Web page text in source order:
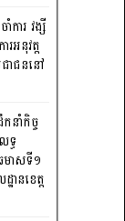
ការ វង្សី
អនុវត្ត
ាជននៅ
នាំកិច្ច
ធ
មាសទី១
ានខេត្ត